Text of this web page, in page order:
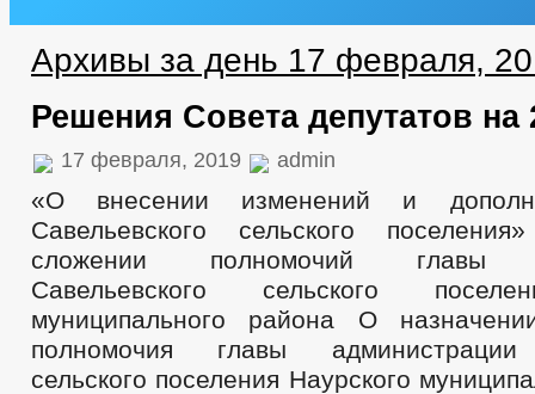
Архивы за день 17 февраля,
Решения Совета депутатов на
17 февраля, 2019 admin
«О внесении изменений и
Савельевского сельского
сложении полномочий главы
Савельевского сельского
муниципального района О
полномочия главы администрации
сельского поселения Наурского